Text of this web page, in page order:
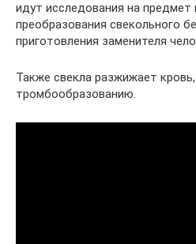
идут исследования на
преобразования свекольного
приготовления заменителя
Также свекла разжижает
тромбообразованию.